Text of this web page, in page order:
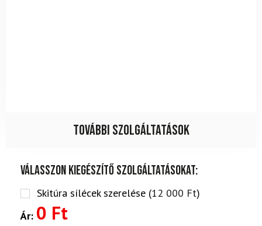
További szolgáltatások
Válasszon kiegészítő szolgáltatásokat:
Skitúra sílécek szerelése (12 000 Ft)
Ár: 0 Ft